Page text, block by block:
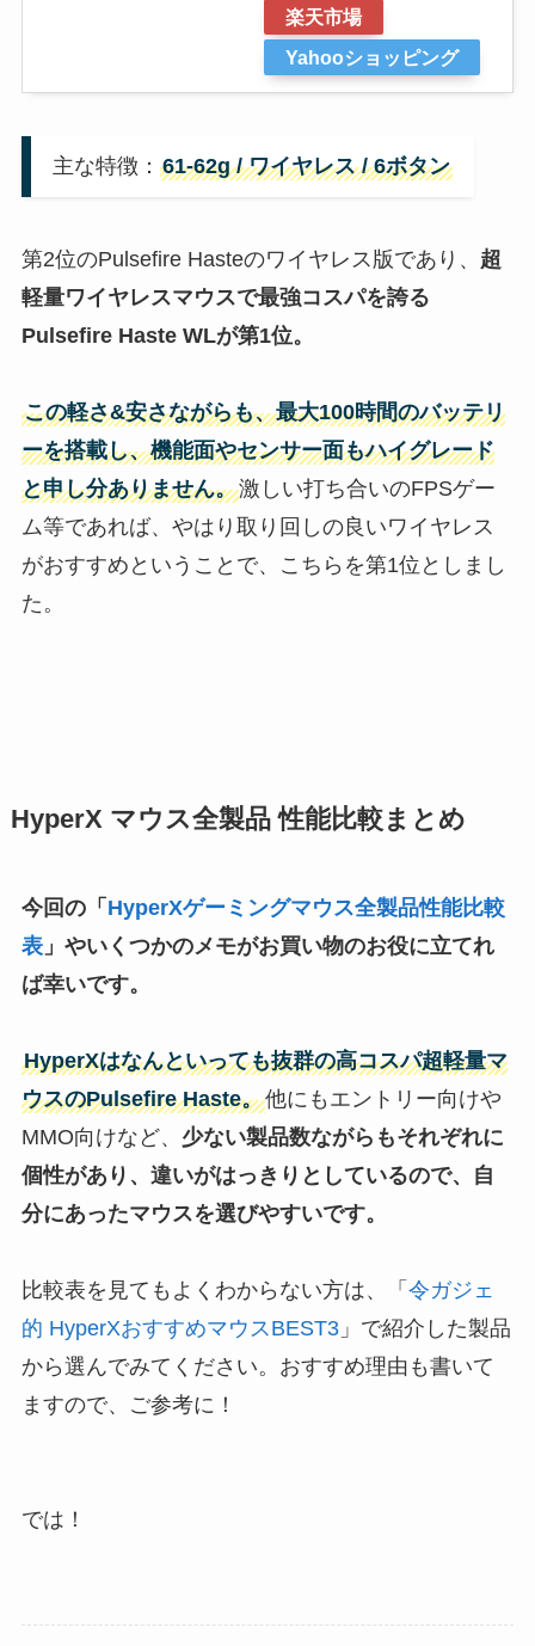
楽天市場
Yahooショッピング
主な特徴： 61-62g / ワイヤレス / 6ボタン
第2位のPulsefire Hasteのワイヤレス版であり、 超
軽量ワイヤレスマウスで最強コスパを誇る
Pulsefire Haste WLが第1位。
この軽さ&安さながらも、最大100時間のバッテリ
ーを搭載し、機能面やセンサー面もハイグレード
と申し分ありません。激しい打ち合いのFPSゲー
ム等であれば、やはり取り回しの良いワイヤレス
がおすすめということで、こちらを第1位としまし
た。
HyperX マウス全製品 性能比較まとめ
今回の「 HyperXゲーミングマウス全製品性能比較
表」やいくつかのメモがお買い物のお役に立てれ
ば幸いです。
HyperXはなんといっても抜群の高コスパ超軽量マ
ウスのPulsefire Haste。他にもエントリー向けや
MMO向けなど、 少ない製品数ながらもそれぞれに
個性があり、違いがはっきりとしているので、自
分にあったマウスを選びやすいです。
比較表を見てもよくわからない方は、「 令ガジェ
的 HyperXおすすめマウスBEST3」で紹介した製品
から選んでみてください。おすすめ理由も書いて
ますので、ご参考に！
では！